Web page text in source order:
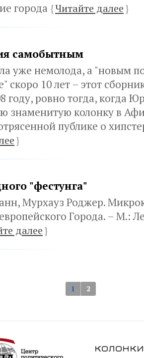
города {Читайте далее}
самобытным
уже немолода, а "новым
скоро 10 лет – этот
году, ровно тогда, когда
знаменитую колонку в
публике о
}
"фестунга"
Мурхауз Роджер.
Города. – М.:
далее}
1 2
колонки